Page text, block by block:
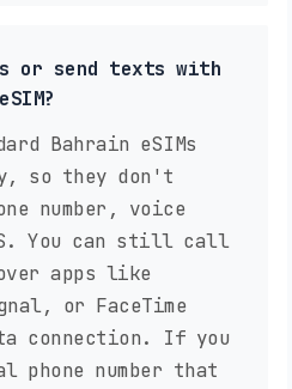
or send texts with
Bahrain eSIMs
so they don't
number, voice
You can still call
apps like
or FaceTime
connection. If you
phone number that